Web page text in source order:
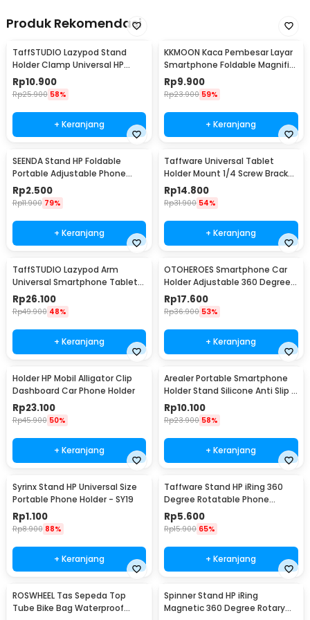
Produk Rekomendasi
TaffSTUDIO Lazypod Stand
Holder Clamp Universal HP
Tablet Monopod 57cm -
Tripod-8-1
Rp10.900
Rp25.900 58%
+ Keranjang
KKMOON Kaca Pembesar Layar
Smartphone Foldable Magnifier
Stand 5X - F1
Rp9.900
Rp23.900 59%
+ Keranjang
SEENDA Stand HP Foldable
Portable Adjustable Phone
Holder - S089
Rp2.500
Rp11.900 79%
+ Keranjang
Taffware Universal Tablet
Holder Mount 1/4 Screw Bracket
Tripod - VTM4
Rp14.800
Rp31.900 54%
+ Keranjang
TaffSTUDIO Lazypod Arm
Universal Smartphone Tablet
Holder Klip Clamp - A-138
Rp26.100
Rp49.900 48%
+ Keranjang
OTOHEROES Smartphone Car
Holder Adjustable 360 Degree
with Suction Cup - T003
Rp17.600
Rp36.900 53%
+ Keranjang
Holder HP Mobil Alligator Clip
Dashboard Car Phone Holder
Rp23.100
Rp45.900 50%
+ Keranjang
Arealer Portable Smartphone
Holder Stand Silicone Anti Slip -
PA456
Rp10.100
Rp23.900 58%
+ Keranjang
Syrinx Stand HP Universal Size
Portable Phone Holder - SY19
Rp1.100
Rp8.900 88%
+ Keranjang
Taffware Stand HP iRing 360
Degree Rotatable Phone
Holder - R20
Rp5.600
Rp15.900 65%
+ Keranjang
ROSWHEEL Tas Sepeda Top
Tube Bike Bag Waterproof
Spinner Stand HP iRing
Magnetic 360 Degree Rotary